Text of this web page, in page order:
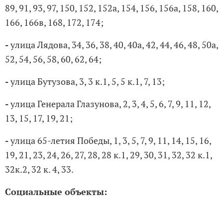
89, 91, 93, 97, 150, 152, 152а, 154, 156, 156а, 158, 160,
166, 166в, 168, 172, 174;
-улица Лядова, 34, 36, 38, 40, 40а, 42, 44, 46, 48, 50а,
52, 54, 56, 58, 60, 62, 64;
-улица Бутузова, 3, 3 к.1, 5, 5 к.1, 7, 13;
-улица Генерала Глазунова, 2, 3, 4, 5, 6, 7, 9, 11, 12,
13, 15, 17, 19, 21;
-улица 65-летия Победы, 1, 3, 5, 7, 9, 11, 14, 15, 16,
19, 21, 23, 24, 26, 27, 28, 28 к.1, 29, 30, 31, 32, 32 к.1,
32к.2, 32 к. 4, 33.
Социальные объекты: